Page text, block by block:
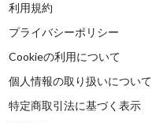
利用規約
プライバシーポリシー
Cookieの利用について
個人情報の取り扱いについて
特定商取引法に基づく表示